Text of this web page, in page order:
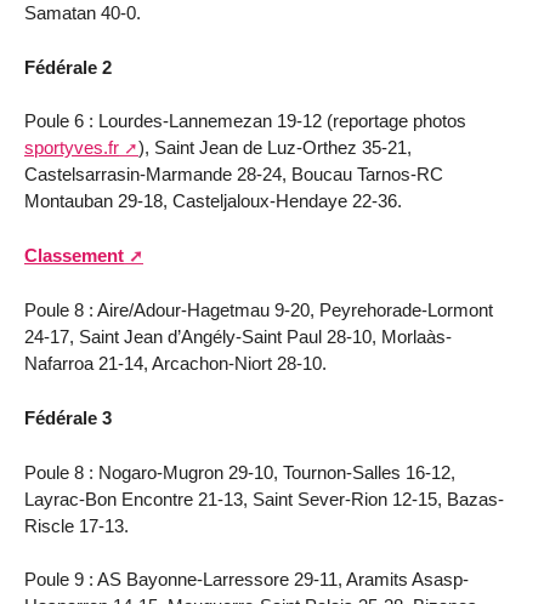
Samatan 40-0.
Fédérale 2
Poule 6 : Lourdes-Lannemezan 19-12 (reportage photos
sportyves.fr
), Saint Jean de Luz-Orthez 35-21,
Castelsarrasin-Marmande 28-24, Boucau Tarnos-RC
Montauban 29-18, Casteljaloux-Hendaye 22-36.
Classement
Poule 8 : Aire/Adour-Hagetmau 9-20, Peyrehorade-Lormont
24-17, Saint Jean d’Angély-Saint Paul 28-10, Morlaàs-
Nafarroa 21-14, Arcachon-Niort 28-10.
Fédérale 3
Poule 8 : Nogaro-Mugron 29-10, Tournon-Salles 16-12,
Layrac-Bon Encontre 21-13, Saint Sever-Rion 12-15, Bazas-
Riscle 17-13.
Poule 9 : AS Bayonne-Larressore 29-11, Aramits Asasp-